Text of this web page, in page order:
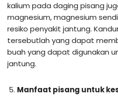
kalium pada daging pisang
magnesium, magnesium
resiko penyakit jantung.
tersebutlah yang dapat
buah yang dapat digunakan
jantung.
Manfaat pisang untuk